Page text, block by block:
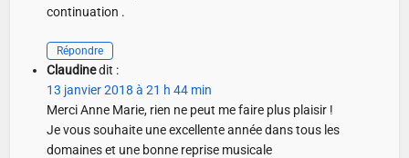
continuation .
Répondre
Claudinedit :
13 janvier 2018 à 21 h 44 min
Merci Anne Marie, rien ne peut me faire plus plaisir !
Je vous souhaite une excellente année dans tous les
domaines et une bonne reprise musicale